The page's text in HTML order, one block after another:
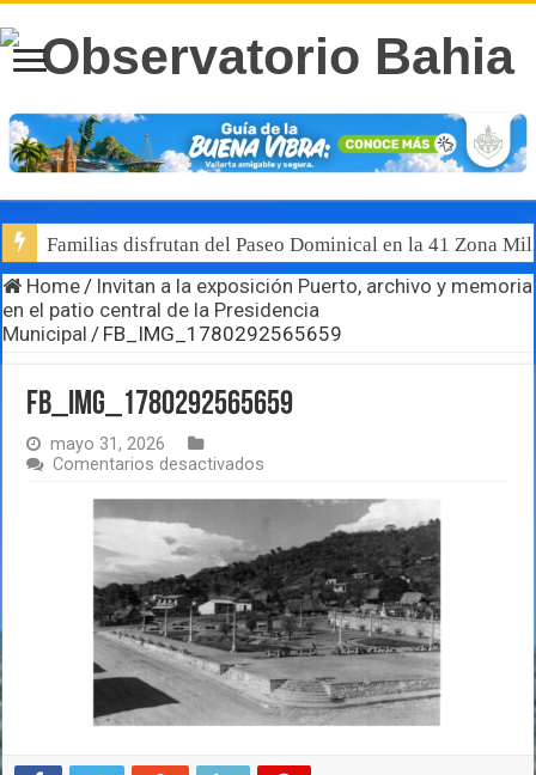
Familias disfrutan del Paseo Dominical en la 41 Zona
Home/ Invitan a la exposición Puerto, archivo y memoria
en el patio central de la Presidencia
Municipal / FB_IMG_1780292565659
FB_IMG_1780292565659
mayo 31, 2026
Comentarios desactivados